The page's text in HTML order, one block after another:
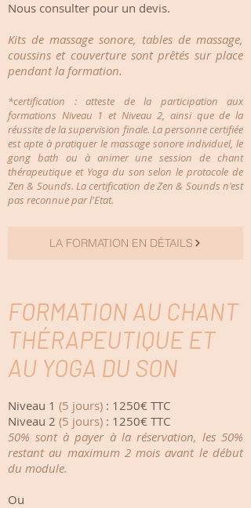
Nous consulter pour un devis.
Kits de massage sonore, tables de massage,
coussins et couverture sont prêtés sur place
pendant la formation.
*certification : atteste de la participation aux
formations Niveau 1 et Niveau 2, ainsi que de la
réussite de la supervision finale. La personne certifiée
est apte à pratiquer le massage sonore individuel, le
gong bath ou à animer une session de chant
thérapeutique et Yoga du son selon le protocole de
Zen & Sounds. La certification de Zen & Sounds n'est
pas reconnue par l'Etat.
LA FORMATION EN DÉTAILS
FORMATION AU CHANT
THÉRAPEUTIQUE ET
AU YOGA DU SON
Niveau 1 (5 jours) : 1250€ TTC
Niveau 2 (5 jours) : 1250€ TTC
50% sont à payer à la réservation, les 50%
restant au maximum 2 mois avant le début
du module.
Ou